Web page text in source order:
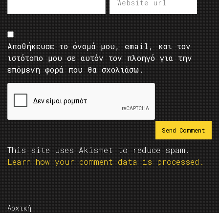
Αποθήκευσε το όνομά μου, email, και τον
ιστότοπο μου σε αυτόν τον πλοηγό για την
επόμενη φορά που θα σχολιάσω.
This site uses Akismet to reduce spam.
Learn how your comment data is processed.
Αρχική